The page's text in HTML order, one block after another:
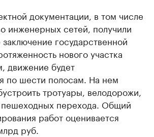
документации, в том числе
инженерных сетей, получили
государственной
нового участка
движение будет
по шести полосам. На нем
тротуары, велодорожи,
пешеходных перехода. Общий
работ оценивается
руб.